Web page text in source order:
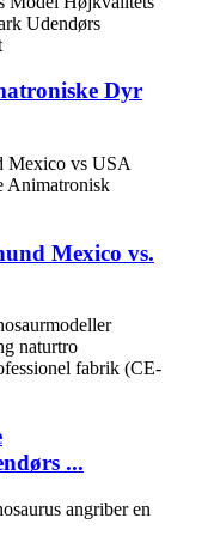
Dyr
Mexico vs.
...